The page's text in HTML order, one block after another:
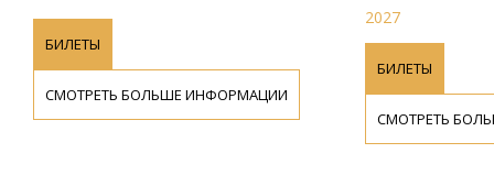
БИЛЕТЫ
СМОТРЕТЬ БОЛЬШЕ ИНФОРМАЦИИ
БИЛЕТЫ
СМОТРЕТЬ БОЛЬШЕ